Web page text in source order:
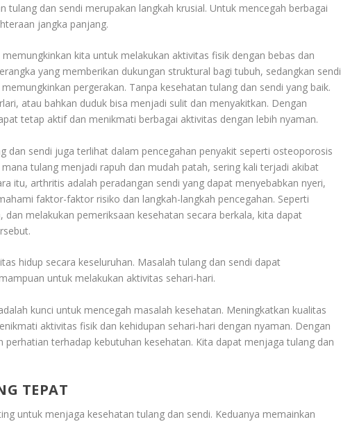
tulang dan sendi merupakan langkah krusial. Untuk mencegah berbagai
jangka panjang.
kita untuk melakukan aktivitas fisik dengan bebas dan
yang memberikan dukungan struktural bagi tubuh, sedangkan sendi
pergerakan. Tanpa kesehatan tulang dan sendi yang baik.
atau bahkan duduk bisa menjadi sulit dan menyakitkan. Dengan
tetap aktif dan menikmati berbagai aktivitas dengan lebih nyaman.
dan sendi juga terlihat dalam pencegahan penyakit seperti osteoporosis
tulang menjadi rapuh dan mudah patah, sering kali terjadi akibat
itu, arthritis adalah peradangan sendi yang dapat menyebabkan nyeri,
faktor-faktor risiko dan langkah-langkah pencegahan. Seperti
melakukan pemeriksaan kesehatan secara berkala, kita dapat
hidup secara keseluruhan. Masalah tulang dan sendi dapat
untuk melakukan aktivitas sehari-hari.
kunci untuk mencegah masalah kesehatan. Meningkatkan kualitas
aktivitas fisik dan kehidupan sehari-hari dengan nyaman. Dengan
perhatian terhadap kebutuhan kesehatan. Kita dapat menjaga tulang dan
TEPAT
untuk menjaga kesehatan tulang dan sendi. Keduanya memainkan